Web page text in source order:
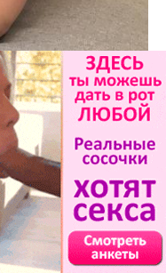
под
к дайвингу